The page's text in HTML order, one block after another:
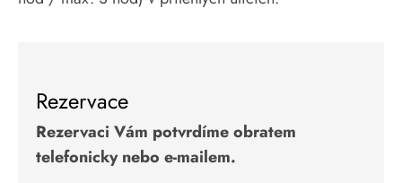
Rezervace
Rezervaci Vám potvrdíme obratem
telefonicky nebo e-mailem.